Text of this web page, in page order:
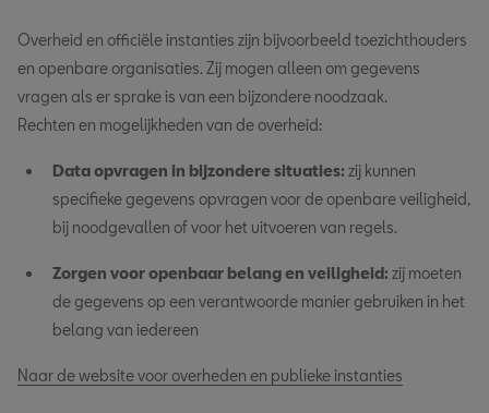
Overheid en officiële instanties zijn bijvoorbeeld toezichthouders
en openbare organisaties. Zij mogen alleen om gegevens
vragen als er sprake is van een bijzondere noodzaak.
Rechten en mogelijkheden van de overheid:
Data opvragen in bijzondere situaties: zij kunnen
specifieke gegevens opvragen voor de openbare veiligheid,
bij noodgevallen of voor het uitvoeren van regels.
Zorgen voor openbaar belang en veiligheid: zij moeten
de gegevens op een verantwoorde manier gebruiken in het
belang van iedereen
Naar de website voor overheden en publieke instanties